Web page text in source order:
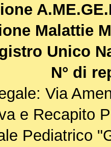
Malattie
Unico
N° di
Via
e Recapito
Pediatrico